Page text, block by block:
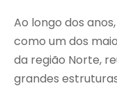
Ao longo dos
como um dos
da região Norte,
grandes